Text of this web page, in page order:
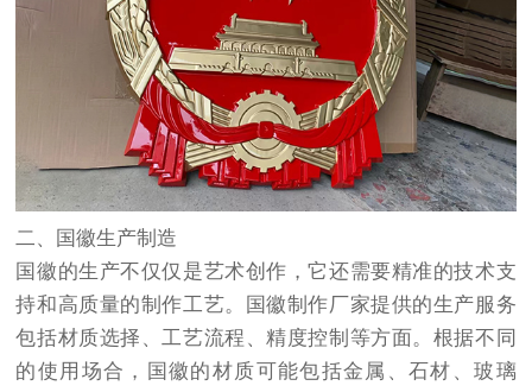
二、国徽生产制造
国徽的生产不仅仅是艺术创作，它还需要精准的技术支
持和高质量的制作工艺。国徽制作厂家提供的生产服务
包括材质选择、工艺流程、精度控制等方面。根据不同
的使用场合，国徽的材质可能包括金属、石材、玻璃